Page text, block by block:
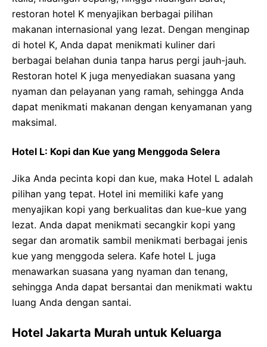
restoran hotel K menyajikan berbagai pilihan
makanan internasional yang lezat. Dengan menginap
di hotel K, Anda dapat menikmati kuliner dari
berbagai belahan dunia tanpa harus pergi jauh-jauh.
Restoran hotel K juga menyediakan suasana yang
nyaman dan pelayanan yang ramah, sehingga Anda
dapat menikmati makanan dengan kenyamanan yang
maksimal.
Hotel L: Kopi dan Kue yang Menggoda Selera
Jika Anda pecinta kopi dan kue, maka Hotel L adalah
pilihan yang tepat. Hotel ini memiliki kafe yang
menyajikan kopi yang berkualitas dan kue-kue yang
lezat. Anda dapat menikmati secangkir kopi yang
segar dan aromatik sambil menikmati berbagai jenis
kue yang menggoda selera. Kafe hotel L juga
menawarkan suasana yang nyaman dan tenang,
sehingga Anda dapat bersantai dan menikmati waktu
luang Anda dengan santai.
Hotel Jakarta Murah untuk Keluarga